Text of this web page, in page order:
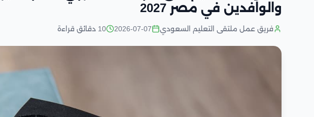
والوافدين في مصر 2027
فريق عمل ملتقى التعليم السعودي 2026-07-07 10 دقائق قراءة